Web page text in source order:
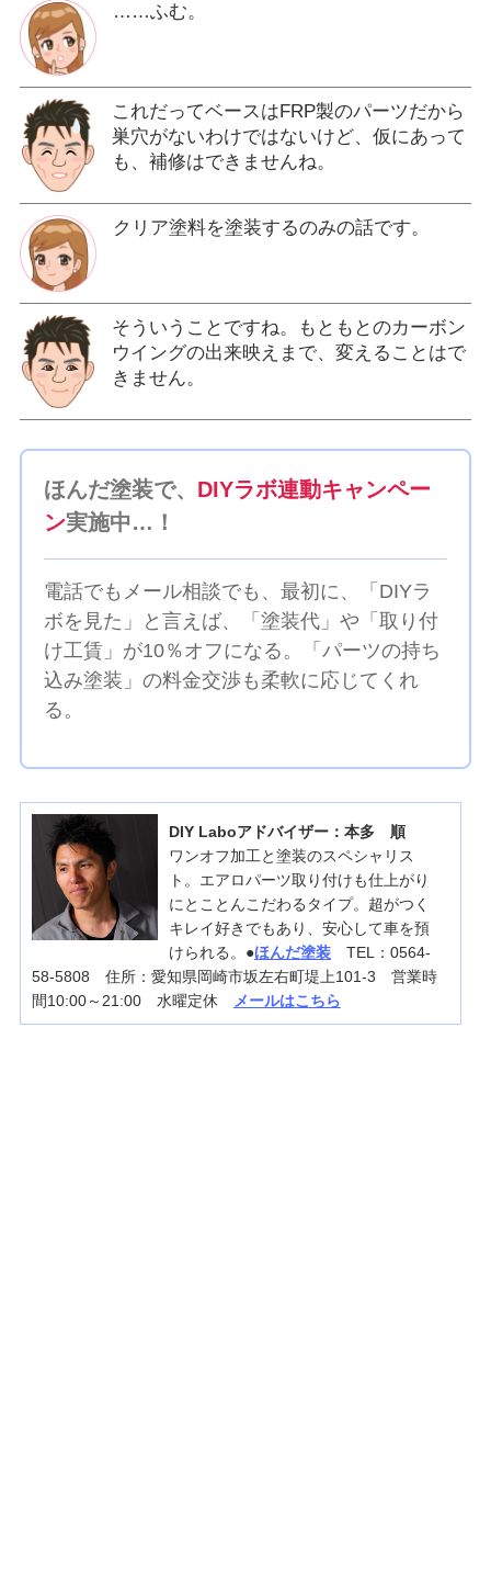
……ふむ。
これだってベースはFRP製のパーツだから
巣穴がないわけではないけど、仮にあって
も、補修はできませんね。
クリア塗料を塗装するのみの話です。
そういうことですね。もともとのカーボン
ウイングの出来映えまで、変えることはで
きません。
ほんだ塗装で、 DIYラボ連動キャンペー
ン実施中…！
電話でもメール相談でも、最初に、「DIYラ
ボを見た」と言えば、「塗装代」や「取り付
け工賃」が10％オフになる。「パーツの持ち
込み塗装」の料金交渉も柔軟に応じてくれ
る。
DIY Laboアドバイザー：本多 順
ワンオフ加工と塗装のスペシャリス
ト。エアロパーツ取り付けも仕上がり
にとことんこだわるタイプ。超がつく
キレイ好きでもあり、安心して車を預
けられる。●ほんだ塗装TEL：0564-
58-5808 住所：愛知県岡崎市坂左右町堤上101-3 営業時
間10:00～21:00 水曜定休 メールはこちら